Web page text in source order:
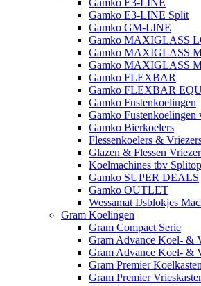
Gamko E3-LINE Split
Gamko GM-LINE
Gamko MAXIGLASS
Gamko MAXIGLASS
Gamko MAXIGLASS
Gamko FLEXBAR
Gamko FLEXBAR
Gamko Fustenkoelingen
Gamko Fustenkoelingen
Gamko Bierkoelers
Flessenkoelers &
Glazen & Flessen
Koelmachines tbv
Gamko SUPER DEALS
Gamko OUTLET
Wessamat IJsblokjes
Gram Koelingen
Gram Compact Serie
Gram Advance Koel- &
Gram Advance Koel- &
Gram Premier Koelkasten
Gram Premier